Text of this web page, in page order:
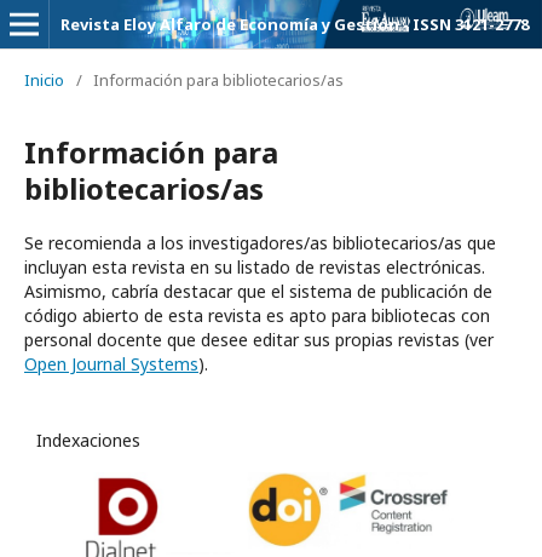
Revista Eloy Alfaro de Economía y Gestión - ISSN 3121-2778
Inicio / Información para bibliotecarios/as
Información para
bibliotecarios/as
Se recomienda a los investigadores/as bibliotecarios/as que
incluyan esta revista en su listado de revistas electrónicas.
Asimismo, cabría destacar que el sistema de publicación de
código abierto de esta revista es apto para bibliotecas con
personal docente que desee editar sus propias revistas (ver
Open Journal Systems).
Indexaciones